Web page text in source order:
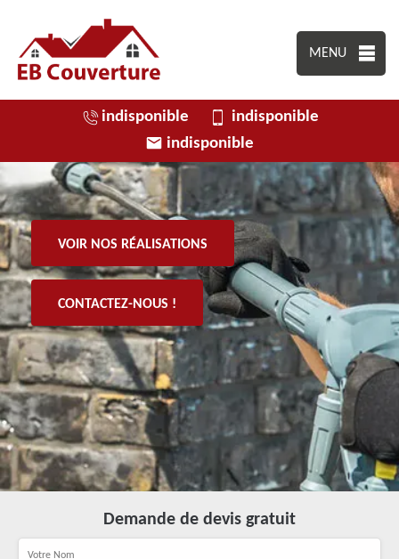
MENU
indisponible
indisponible
indisponible
VOIR NOS RÉALISATIONS
CONTACTEZ-NOUS !
Demande de devis gratuit